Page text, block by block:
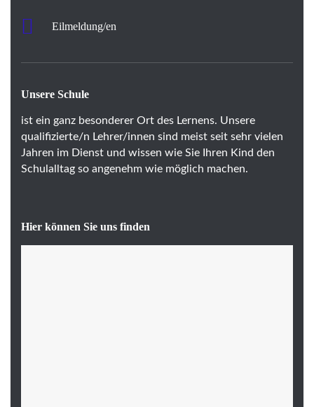
Eilmeldung/en
Unsere Schule
ist ein ganz besonderer Ort des Lernens. Unsere
qualifizierte/n Lehrer/innen sind meist seit sehr vielen
Jahren im Dienst und wissen wie Sie Ihren Kind den
Schulalltag so angenehm wie möglich machen.
Hier können Sie uns finden